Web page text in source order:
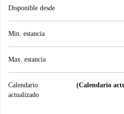
Disponible desde
Min. estancia
Max. estancia
Calendario
actualizado
(Calendario